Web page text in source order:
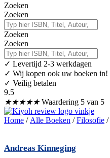
Zoeken
Zoeken
Zoeken
Zoeken
✓ Levertijd 2-3 werkdagen
✓ Wij kopen ook uw boeken in!
✓ Veilig betalen
9.5
★★★★★ Waardering 5 van 5
Home / Alle Boeken /Filosofie /
Andreas Kinneging